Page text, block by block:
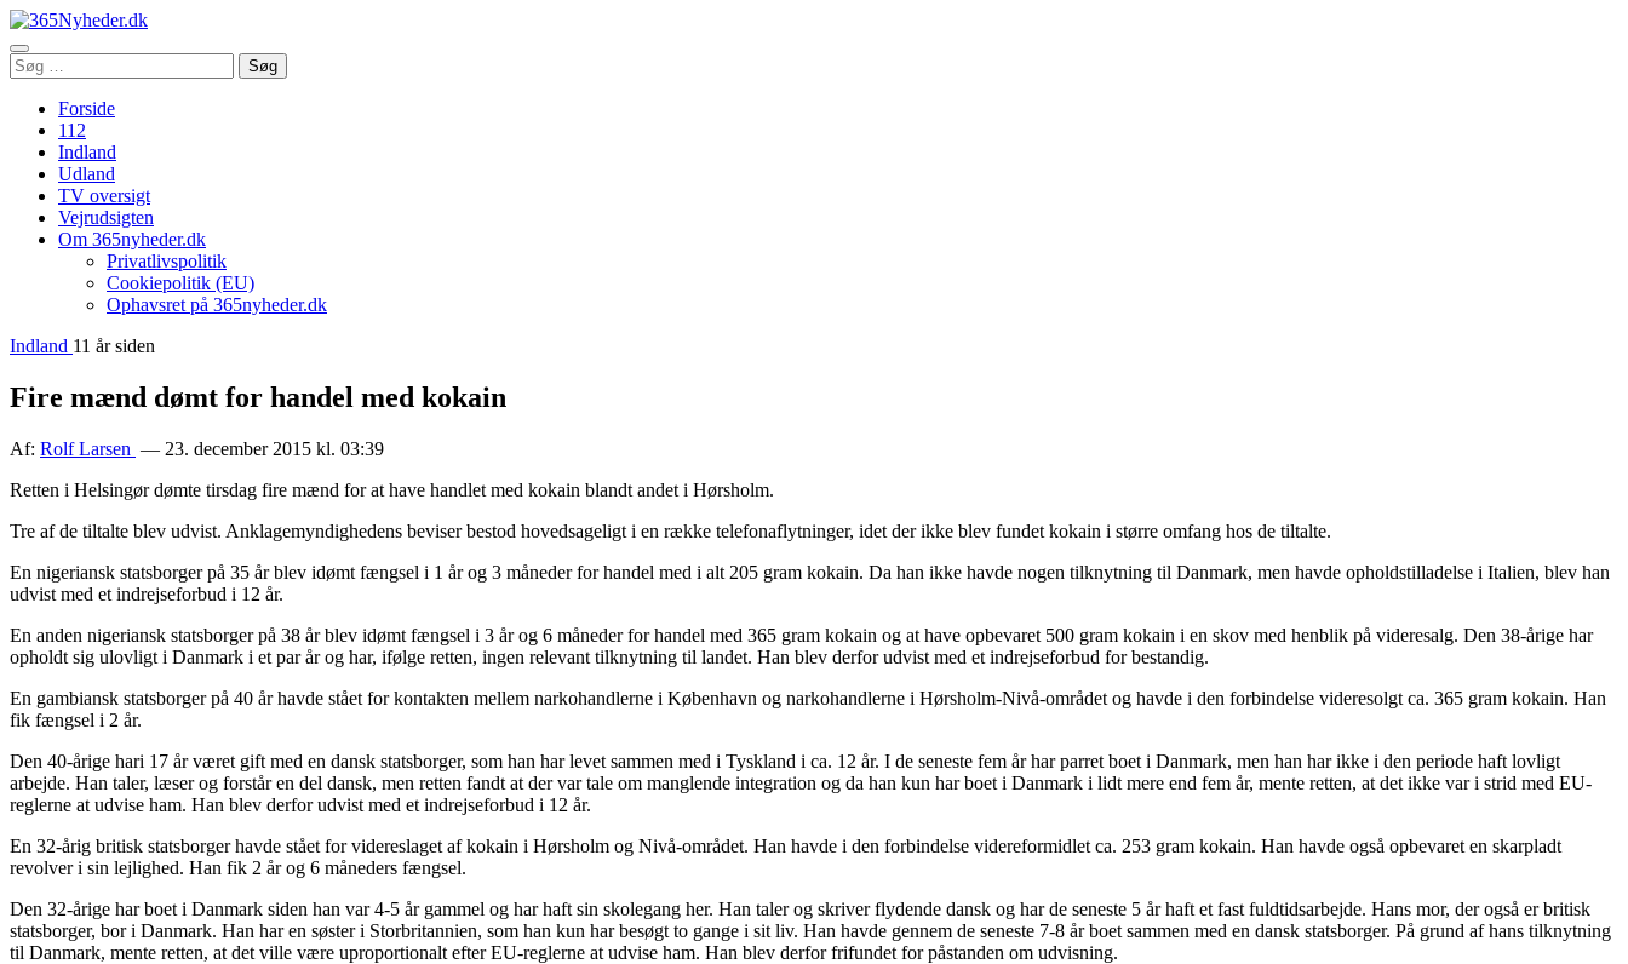
Åbn
menu
Søg
efter:
Søg
Forside
112
Indland
Udland
TV oversigt
Vejrudsigten
Om 365nyheder.dk
Privatlivspolitik
Cookiepolitik (EU)
Ophavsret på 365nyheder.dk
Indland 11 år siden
Fire mænd dømt for handel med kokain
Af: Rolf Larsen — 23. december 2015 kl. 03:39
Retten i Helsingør dømte tirsdag fire mænd for at have handlet med kokain blandt andet i Hørsholm.
Tre af de tiltalte blev udvist. Anklagemyndighedens beviser bestod hovedsageligt i en række telefonaflytninger, idet der ikke blev fundet kokain i større omfang hos de tiltalte.
En nigeriansk statsborger på 35 år blev idømt fængsel i 1 år og 3 måneder for handel med i alt 205 gram kokain. Da han ikke havde nogen tilknytning til Danmark, men havde opholdstilladelse i Italien, blev han
udvist med et indrejseforbud i 12 år.
En anden nigeriansk statsborger på 38 år blev idømt fængsel i 3 år og 6 måneder for handel med 365 gram kokain og at have opbevaret 500 gram kokain i en skov med henblik på videresalg. Den 38-årige har
opholdt sig ulovligt i Danmark i et par år og har, ifølge retten, ingen relevant tilknytning til landet. Han blev derfor udvist med et indrejseforbud for bestandig.
En gambiansk statsborger på 40 år havde stået for kontakten mellem narkohandlerne i København og narkohandlerne i Hørsholm-Nivå-området og havde i den forbindelse videresolgt ca. 365 gram kokain. Han
fik fængsel i 2 år.
Den 40-årige hari 17 år været gift med en dansk statsborger, som han har levet sammen med i Tyskland i ca. 12 år. I de seneste fem år har parret boet i Danmark, men han har ikke i den periode haft lovligt
arbejde. Han taler, læser og forstår en del dansk, men retten fandt at der var tale om manglende integration og da han kun har boet i Danmark i lidt mere end fem år, mente retten, at det ikke var i strid med EU-
reglerne at udvise ham. Han blev derfor udvist med et indrejseforbud i 12 år.
En 32-årig britisk statsborger havde stået for videreslaget af kokain i Hørsholm og Nivå-området. Han havde i den forbindelse videreformidlet ca. 253 gram kokain. Han havde også opbevaret en skarpladt
revolver i sin lejlighed. Han fik 2 år og 6 måneders fængsel.
Den 32-årige har boet i Danmark siden han var 4-5 år gammel og har haft sin skolegang her. Han taler og skriver flydende dansk og har de seneste 5 år haft et fast fuldtidsarbejde. Hans mor, der også er britisk
statsborger, bor i Danmark. Han har en søster i Storbritannien, som han kun har besøgt to gange i sit liv. Han havde gennem de seneste 7-8 år boet sammen med en dansk statsborger. På grund af hans tilknytning
til Danmark, mente retten, at det ville være uproportionalt efter EU-reglerne at udvise ham. Han blev derfor frifundet for påstanden om udvisning.